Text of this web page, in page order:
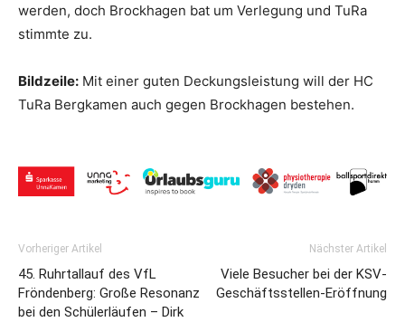
werden, doch Brockhagen bat um Verlegung und TuRa
stimmte zu.
Bildzeile: Mit einer guten Deckungsleistung will der HC
TuRa Bergkamen auch gegen Brockhagen bestehen.
Vorheriger Artikel
45. Ruhrtallauf des VfL
Fröndenberg: Große Resonanz
bei den Schülerläufen – Dirk
Nächster Artikel
Viele Besucher bei der KSV-
Geschäftsstellen-Eröffnung